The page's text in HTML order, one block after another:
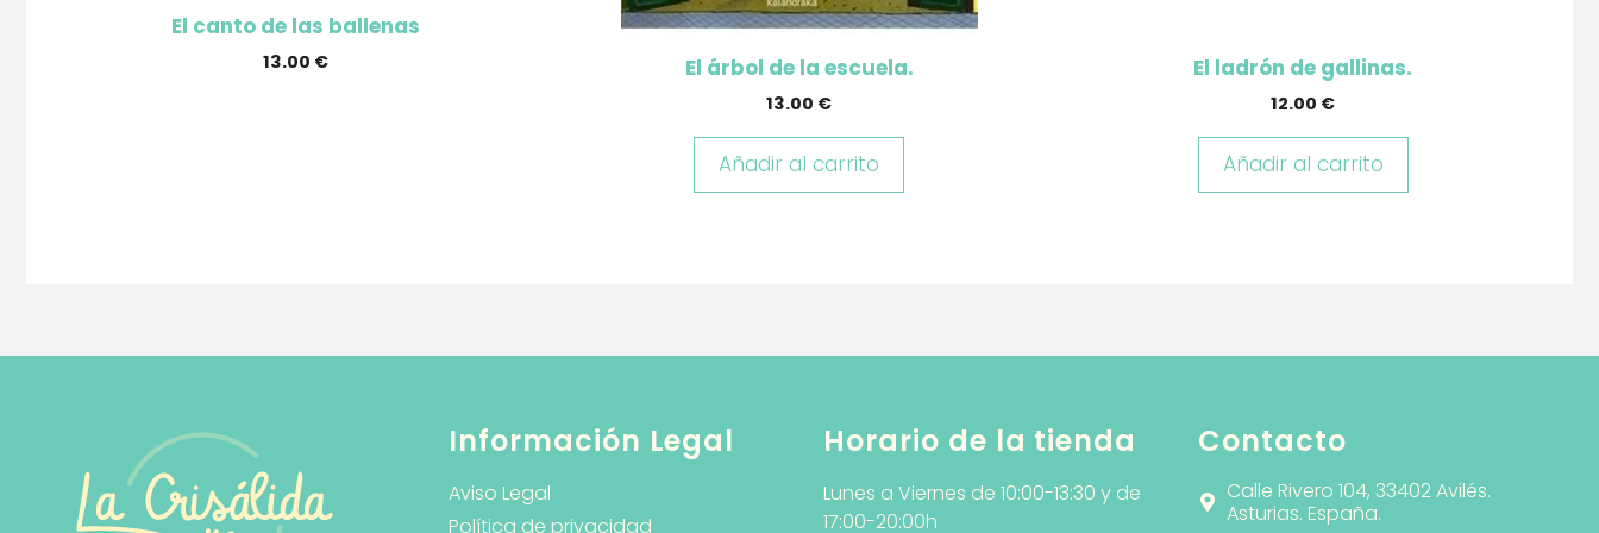
El canto de las ballenas
13.00 € El árbol de la escuela.
13.00 €
Añadir al carrito
El ladrón de gallinas.
12.00 €
Añadir al carrito
Información Legal
Aviso Legal
Política de privacidad
Horario de la tienda
Lunes a Viernes de 10:00-13:30 y de
17:00-20:00h
Contacto
Calle Rivero 104, 33402 Avilés.
Asturias. España.